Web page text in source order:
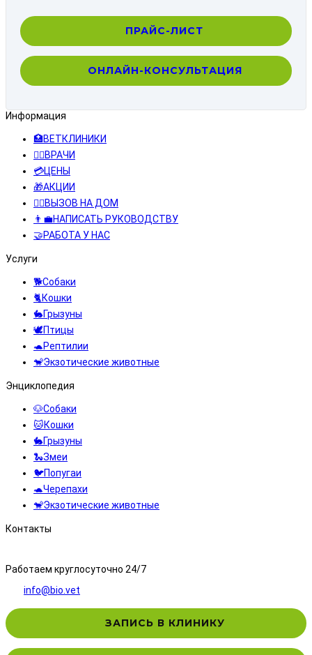
ПРАЙС-ЛИСТ
ОНЛАЙН-КОНСУЛЬТАЦИЯ
Информация
🏥ВЕТКЛИНИКИ
👨‍⚕️ВРАЧИ
💳ЦЕНЫ
🎁АКЦИИ
👩‍⚕️ВЫЗОВ НА ДОМ
👨‍💼НАПИСАТЬ РУКОВОДСТВУ
🤝РАБОТА У НАС
Услуги
🐕Собаки
🐈Кошки
🐇Грызуны
🕊️Птицы
🐢Рептилии
🐒Экзотические животные
Энциклопедия
🐶Собаки
🐱Кошки
🐇Грызуны
🐍Змеи
🐦Попугаи
🐢Черепахи
🐒Экзотические животные
Контакты
Работаем круглосуточно 24/7
info@bio.vet
ЗАПИСЬ В КЛИНИКУ